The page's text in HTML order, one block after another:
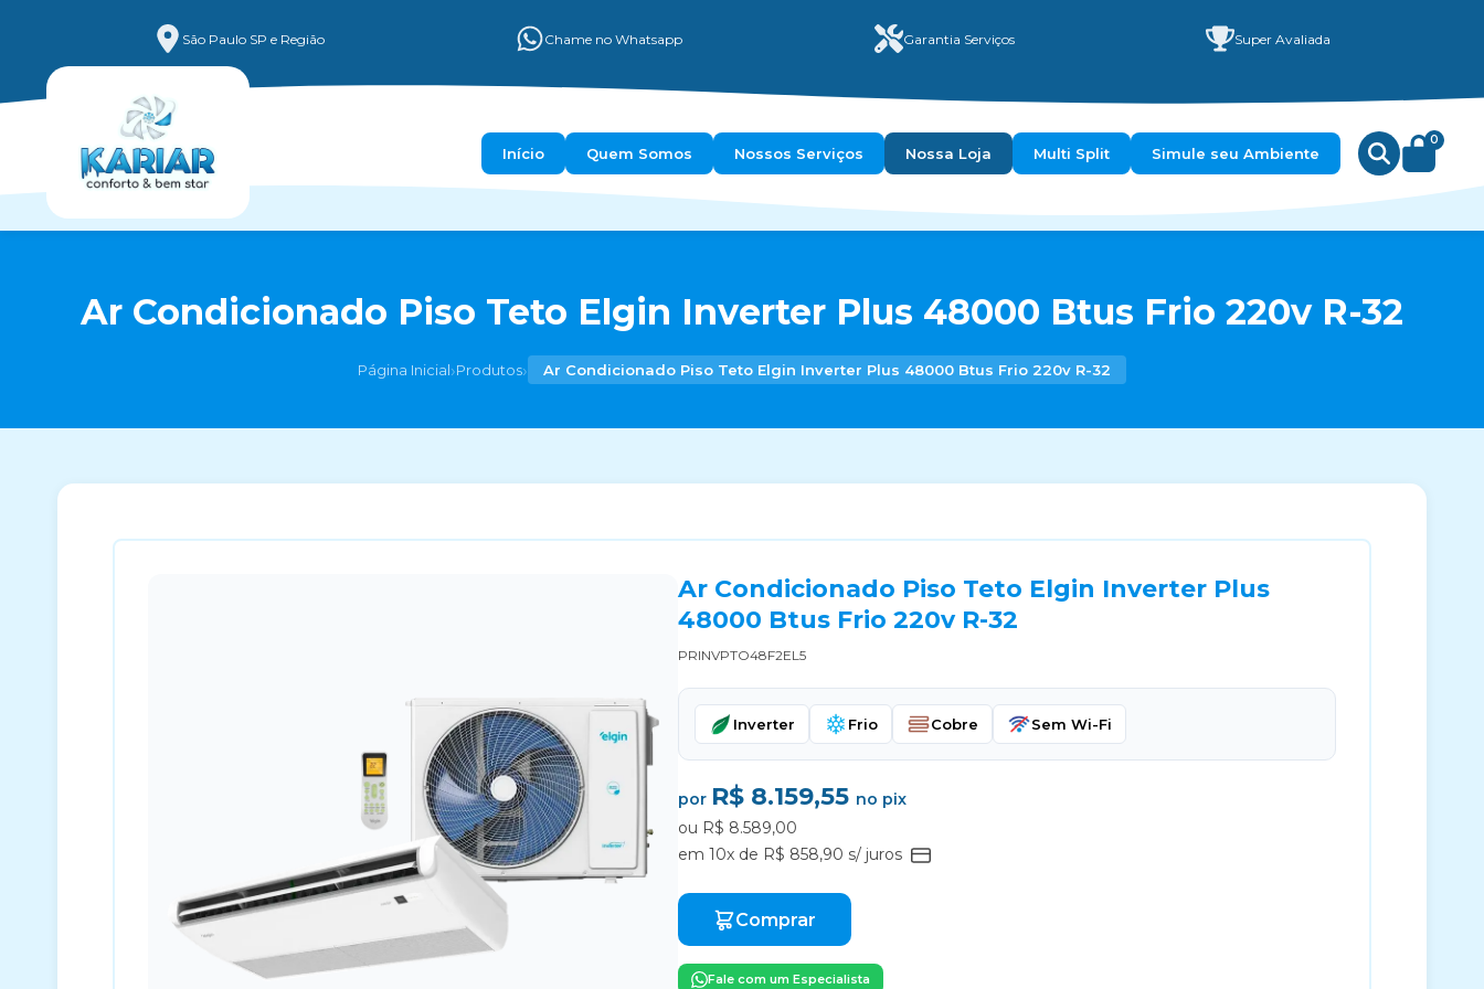
São Paulo SP e Região Chame no Whatsapp Garantia Serviços Super Avaliada
Início Quem Somos Nossos Serviços Nossa Loja Multi Split Simule seu Ambiente
0
Ar Condicionado Piso Teto Elgin Inverter Plus 48000 Btus Frio 220v R-32
Página Inicial›Produtos› Ar Condicionado Piso Teto Elgin Inverter Plus 48000 Btus Frio 220v R-32
Ar Condicionado Piso Teto Elgin Inverter Plus
48000 Btus Frio 220v R-32
PRINVPTO48F2EL5
Inverter Frio Cobre Sem Wi-Fi
por R$ 8.159,55 no pix
ou R$ 8.589,00
em 10x de R$ 858,90 s/ juros
Comprar
Fale com um Especialista